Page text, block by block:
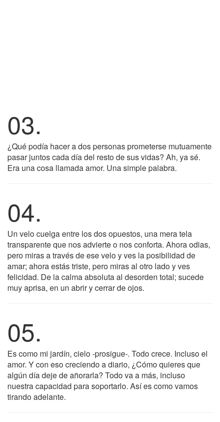
03.
¿Qué podía hacer a dos personas prometerse mutuamente
pasar juntos cada día del resto de sus vidas? Ah, ya sé.
Era una cosa llamada amor. Una simple palabra.
04.
Un velo cuelga entre los dos opuestos, una mera tela
transparente que nos advierte o nos conforta. Ahora odias,
pero miras a través de ese velo y ves la posibilidad de
amar; ahora estás triste, pero miras al otro lado y ves
felicidad. De la calma absoluta al desorden total; sucede
muy aprisa, en un abrir y cerrar de ojos.
05.
Es como mi jardín, cielo -prosigue-. Todo crece. Incluso el
amor. Y con eso creciendo a diario, ¿Cómo quieres que
algún día deje de añorarla? Todo va a más, incluso
nuestra capacidad para soportarlo. Así es como vamos
tirando adelante.